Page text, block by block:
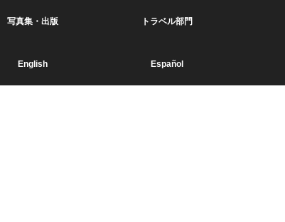
写真集・出版 トラベル部門
English Español